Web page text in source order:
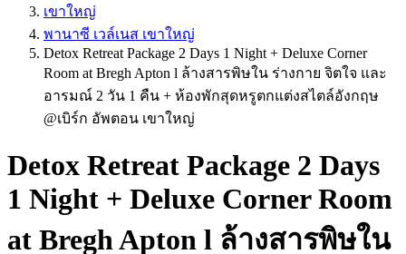
เขาใหญ่
พานาซี เวล์เนส เขาใหญ่
Detox Retreat Package 2 Days 1 Night + Deluxe Corner
Room at Bregh Apton l ล้างสารพิษใน ร่างกาย จิตใจ และ
อารมณ์ 2 วัน 1 คืน + ห้องพักสุดหรูตกแต่งสไตล์อังกฤษ
@เบิร์ก อัพตอน เขาใหญ่
Detox Retreat Package 2 Days
1 Night + Deluxe Corner Room
at Bregh Apton l ล้างสารพิษใน